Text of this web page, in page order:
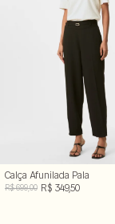
Calça Afunilada Pala
R$ 699,00 R$ 349,50